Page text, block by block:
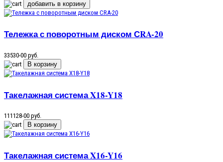
Тележка с поворотным диском СRA-20
33530-00 руб.
Такелажная система X18-Y18
111128-00 руб.
Такелажная система X16-Y16